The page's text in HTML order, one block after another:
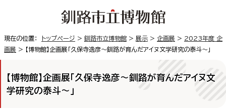
現在の位置： トップページ > 釧路市立博物館 > 展示 > 企画展 > 2023年度 企
画展 > 【博物館】企画展「久保寺逸彦～釧路が育んだアイヌ文学研究の泰斗～」
【博物館】企画展「久保寺逸彦～釧路が育んだアイヌ文
学研究の泰斗～」